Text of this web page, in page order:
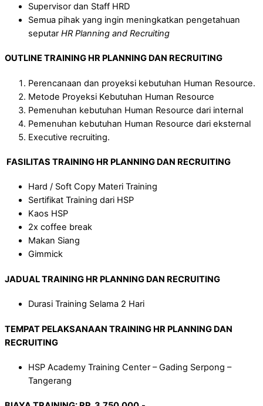
Supervisor dan Staff HRD
Semua pihak yang ingin meningkatkan pengetahuan
seputar HR Planning and Recruiting
OUTLINE TRAINING HR PLANNING DAN RECRUITING
Perencanaan dan proyeksi kebutuhan Human Resource.
Metode Proyeksi Kebutuhan Human Resource
Pemenuhan kebutuhan Human Resource dari internal
Pemenuhan kebutuhan Human Resource dari eksternal
Executive recruiting.
FASILITAS TRAINING HR PLANNING DAN RECRUITING
Hard / Soft Copy Materi Training
Sertifikat Training dari HSP
Kaos HSP
2x coffee break
Makan Siang
Gimmick
JADUALTRAINING HR PLANNING DAN RECRUITING
Durasi Training Selama 2 Hari
TEMPAT PELAKSANAAN TRAINING HR PLANNING DAN
RECRUITING
HSP Academy Training Center – Gading Serpong –
Tangerang